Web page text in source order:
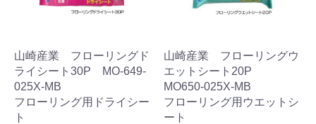
山崎産業 フローリングド
ライシート30P MO-649-
025X-MB
フローリング用ドライシー
ト
山崎産業 フローリングウ
エットシート20P
MO650-025X-MB
フローリング用ウエットシ
ート